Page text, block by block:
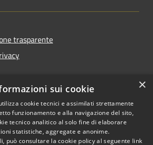
trasparente
accessibilità
Copyright © 2026 • Comune di
×
sui cookie
cookie tecnici e assimilati strettamente
funzionamento e alla navigazione del sito,
tecnico analitico al solo fine di elaborare
statistiche, aggregate e anonime.
può consultare la cookie policy al seguente link